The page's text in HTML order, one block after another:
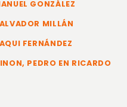
GONZÁLEZ
MILLÁN
FERNÁNDEZ
PEDRO EN RICARDO